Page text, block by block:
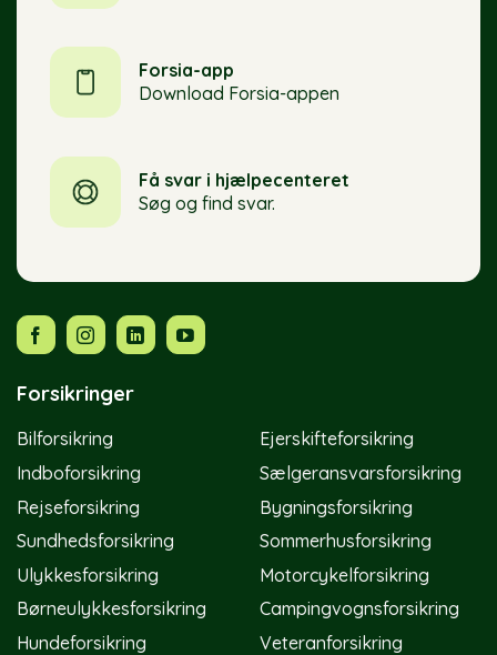
Forsia-app
Download Forsia-appen
Få svar i hjælpecenteret
Søg og find svar.
Forsikringer
Bilforsikring
Indboforsikring
Rejseforsikring
Sundhedsforsikring
Ulykkesforsikring
Børneulykkesforsikring
Hundeforsikring
Ejerskifteforsikring
Sælgeransvarsforsikring
Bygningsforsikring
Sommerhusforsikring
Motorcykelforsikring
Campingvognsforsikring
Veteranforsikring